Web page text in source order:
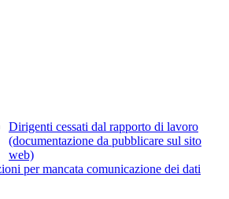
Dirigenti cessati dal rapporto di lavoro
(documentazione da pubblicare sul sito
web)
per mancata comunicazione dei dati